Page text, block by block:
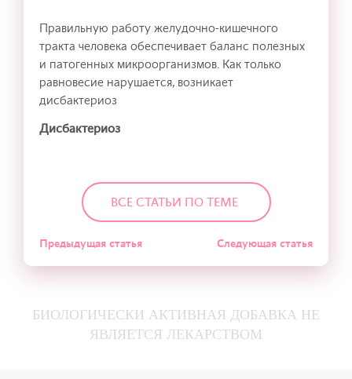
Правильную работу желудочно-кишечного
тракта человека обеспечивает баланс полезных
и патогенных микроорганизмов. Как только
равновесие нарушается, возникает
дисбактериоз
Дисбактериоз
ВСЕ СТАТЬИ ПО ТЕМЕ
Предыдущая статья Следующая статья
БИОЛОГИЧЕСКИ АКТИВНАЯ ДОБАВКА НЕ
ЯВЛЯЕТСЯ ЛЕКАРСТВОМ